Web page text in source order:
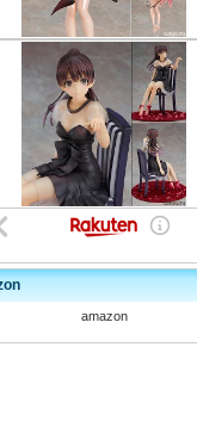
amazon